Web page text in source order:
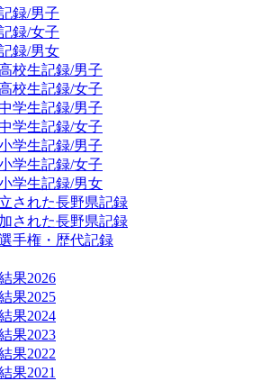
録/男子
録/女子
録/男女
校生記録/男子
校生記録/女子
学生記録/男子
学生記録/女子
学生記録/男子
学生記録/女子
学生記録/男女
された長野県記録
された長野県記録
手権・歴代記録
果2026
果2025
果2024
果2023
果2022
果2021